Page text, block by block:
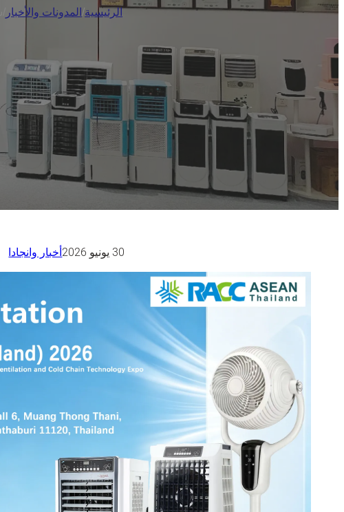
الرئيسية/ المدونات والأخبار
30 يونيو 2026 أخبار وانجادا